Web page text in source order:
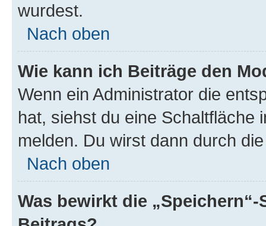
wurdest.
Nach oben
Wie kann ich Beiträge den
Wenn ein Administrator die
hat, siehst du eine Schaltfläche
melden. Du wirst dann durch
Nach oben
Was bewirkt die